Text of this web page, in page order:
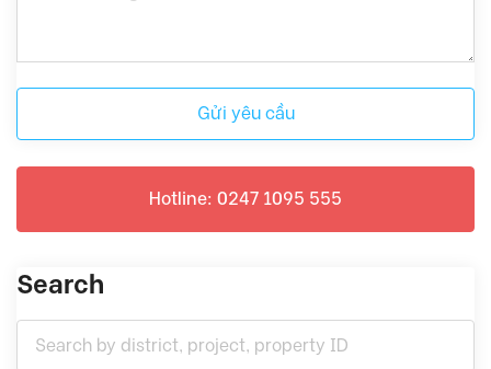
Gửi yêu cầu
Hotline: 0247 1095 555
Search